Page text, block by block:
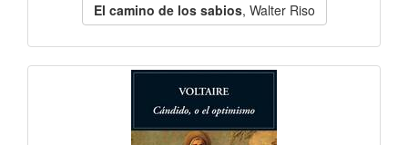
El camino de los sabios, Walter Riso